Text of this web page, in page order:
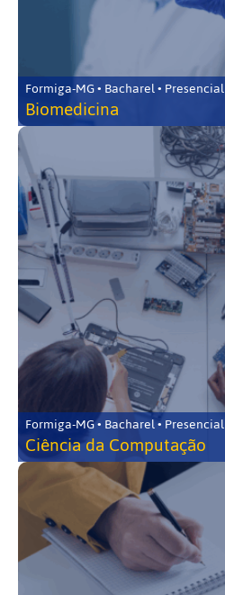
Formiga-MG • Bacharel • Presencial
Biomedicina
Formiga-MG • Bacharel • Presencial
Ciência da Computação